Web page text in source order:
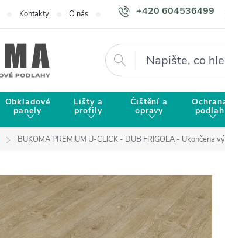
+420 604536499
Kontakty O nás Doprava a platba Proč zvolit
Hledat
Obkladové
panely
Lišty a
profily
Čištění a
opravy podlah
BUKOMA PREMIUM U-CLICK - DUB FRIGOLA - Ukončena